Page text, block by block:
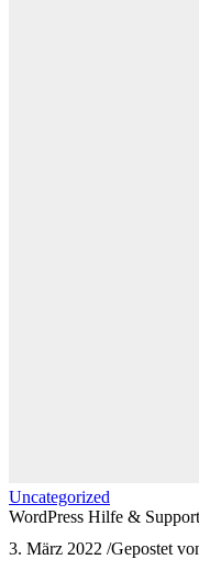
Uncategorized
WordPress Hilfe &
3. März 2022 /Gepostet